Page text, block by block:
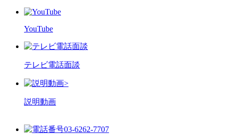
YouTube
テレビ電話面談
>
説明動画
03-6262-7707